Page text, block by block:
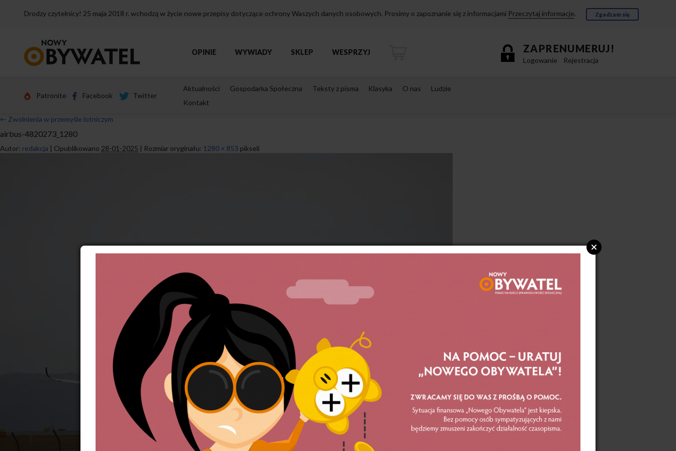
Drodzy czytelnicy! 25 maja 2018 r. wchodzą w życie nowe przepisy dotyczące ochrony Waszych danych osobowych. Prosimy o zapoznanie się z informacjami Przeczytaj informacje. Zgadzam się
strony
ZAPRENUMERUJ!
Logowanie Rejestracja
OPINIE WYWIADY SKLEP WESPRZYJ
Patronite Facebook Twitter
Aktualności Gospodarka Społeczna Teksty z pisma Klasyka O nas
Ludzie
Kontakt
← Zwolnienia w przemyśle lotniczym
airbus-4820273_1280
Autor: redakcja | Opublikowano 28-01-2025 | Rozmiar oryginału: 1280 × 853 pikseli